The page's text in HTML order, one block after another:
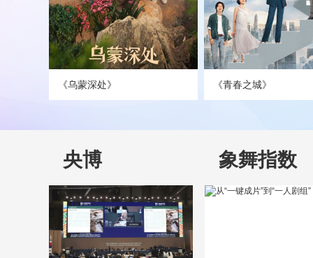
《乌蒙深处》 《青春之城》
央博 象舞指数